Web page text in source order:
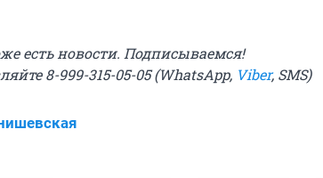
есть новости. Подписываемся!
8-999-315-05-05 (WhatsApp, Viber, SMS)